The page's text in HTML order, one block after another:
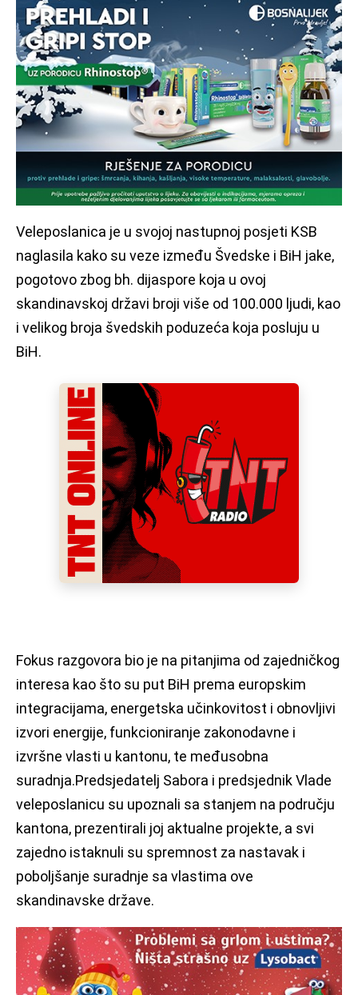
Veleposlanica je u svojoj nastupnoj posjeti KSB
naglasila kako su veze između Švedske i BiH jake,
pogotovo zbog bh. dijaspore koja u ovoj
skandinavskoj državi broji više od 100.000 ljudi, kao
i velikog broja švedskih poduzeća koja posluju u
BiH.
Fokus razgovora bio je na pitanjima od zajedničkog
interesa kao što su put BiH prema europskim
integracijama, energetska učinkovitost i obnovljivi
izvori energije, funkcioniranje zakonodavne i
izvršne vlasti u kantonu, te međusobna
suradnja.Predsjedatelj Sabora i predsjednik Vlade
veleposlanicu su upoznali sa stanjem na području
kantona, prezentirali joj aktualne projekte, a svi
zajedno istaknuli su spremnost za nastavak i
poboljšanje suradnje sa vlastima ove
skandinavske države.